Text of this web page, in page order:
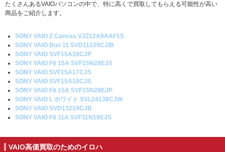
たくさんあるVAIOパソコンの中で、特に高くで買取してもらえる可能性が高い
商品をご紹介します。
SONY VAIO Z Canvas VJZ12A9AAF1S
SONY VAIO Duo 11 SVD11229CJ/B
SONY VAIO SVF15A18CJP
SONY VAIO Fit 15A SVF15N28EJS
SONY VAIO SVF15A17CJS
SONY VAIO SVF15A18CJS
SONY VAIO Fit 15A SVF15N28EJP
SONY VAIO L ホワイト SVL24138CJW
SONY VAIO SVD13219CJB
SONY VAIO Fit 11A SVF11N19EJS
VAIO高価買取のためのイロハ